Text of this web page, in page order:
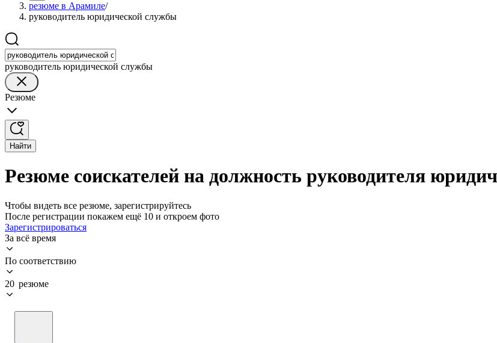
резюме в Арамиле/
руководитель юридической службы
руководитель юридической службы
Резюме
Найти
Резюме соискателей на должность руководителя
Чтобы видеть все резюме, зарегистрируйтесь
После регистрации покажем ещё 10 и откроем фото
Зарегистрироваться
За всё время
По соответствию
20 резюме